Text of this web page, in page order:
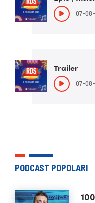
07-
Trailer
07-
PODCAST POPOLARI